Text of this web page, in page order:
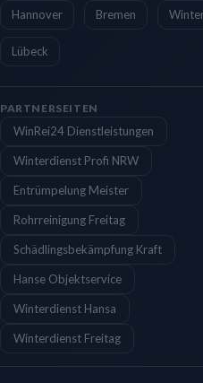
Hannover Bremen
Lübeck
PARTNERSEITEN
WinRei24 Dienstleistungen
Winterdienst Profi NRW
Entrümpelung Meister
Rohrreinigung Freitag
Schädlingsbekämpfung Kraft
Hanse Objektservice
Winterdienst Hansa
Winterdienst Freitag